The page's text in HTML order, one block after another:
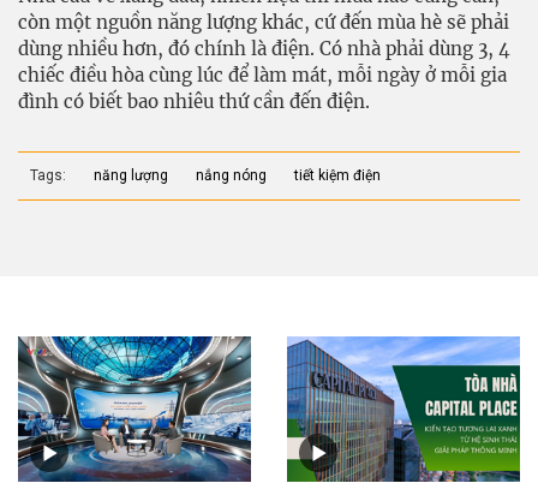
còn một nguồn năng lượng khác, cứ đến mùa hè sẽ phải
dùng nhiều hơn, đó chính là điện. Có nhà phải dùng 3, 4
chiếc điều hòa cùng lúc để làm mát, mỗi ngày ở mỗi gia
đình có biết bao nhiêu thứ cần đến điện.
Tags: năng lượng nắng nóng tiết kiệm điện